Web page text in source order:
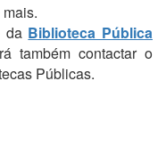
da Biblioteca Pública
também contactar o
Públicas.